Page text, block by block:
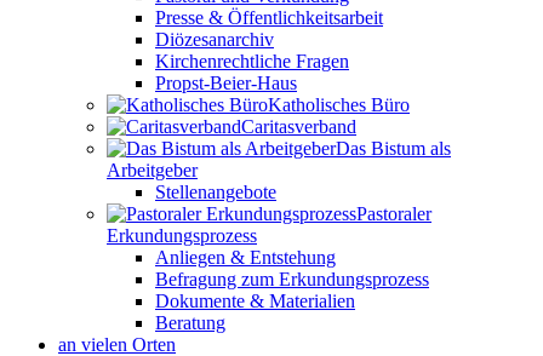
Presse & Öffentlichkeitsarbeit
Diözesanarchiv
Kirchenrechtliche Fragen
Propst-Beier-Haus
Katholisches Büro
Caritasverband
Das Bistum als
Arbeitgeber
Stellenangebote
Pastoraler
Erkundungsprozess
Anliegen & Entstehung
Befragung zum Erkundungsprozess
Dokumente & Materialien
Beratung
an vielen Orten